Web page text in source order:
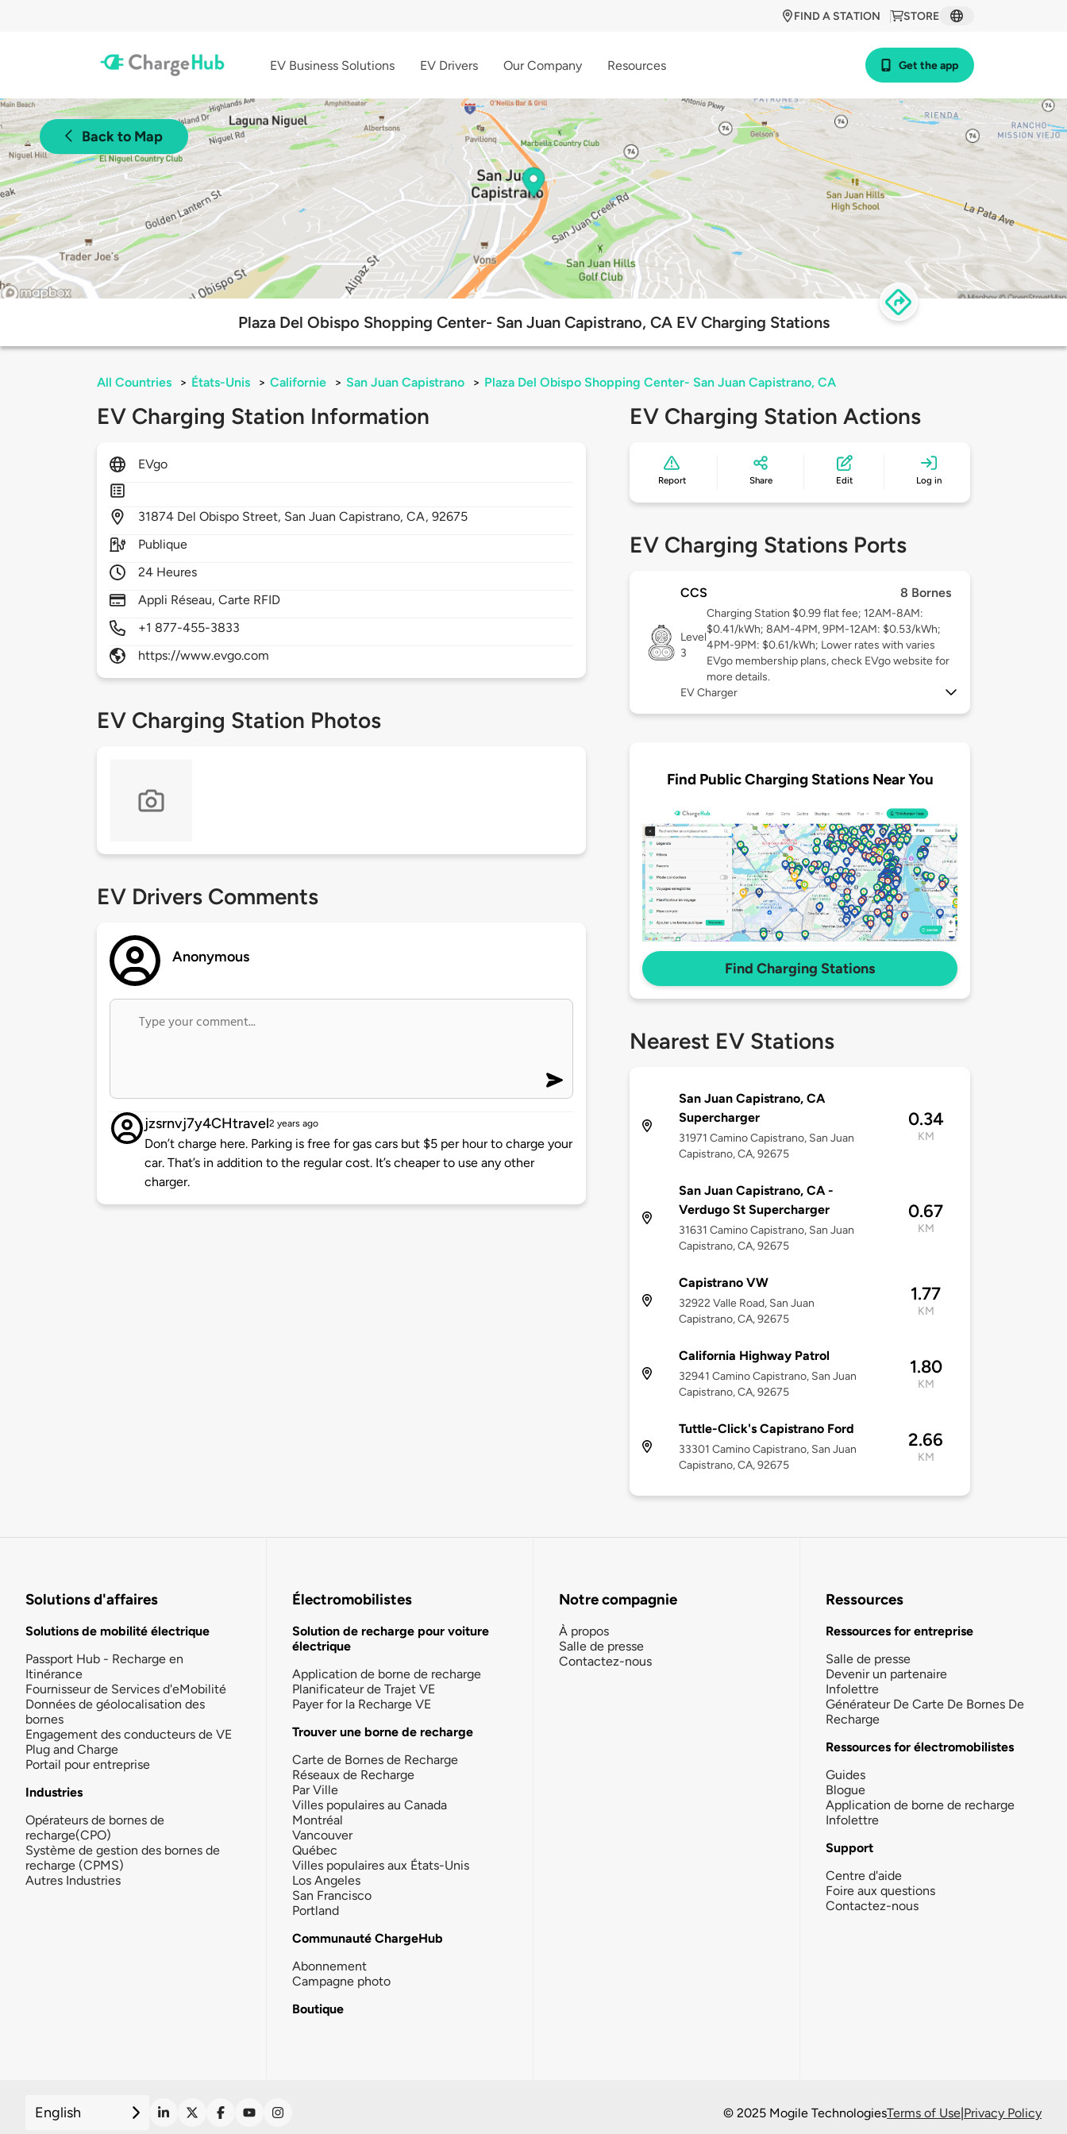
STORE
FIND A STATION
EV Business Solutions EV Drivers Our Company Resources Get the app
Back to Map
Plaza Del Obispo Shopping Center- San Juan Capistrano, CA EV Charging Stations
All Countries > États-Unis > Californie > San Juan Capistrano > Plaza Del Obispo Shopping Center- San Juan Capistrano, CA
EV Charging Station Information
EVgo
31874 Del Obispo Street, San Juan Capistrano,CA, 92675
Publique
24 Heures
Appli Réseau, Carte RFID
+1 877-455-3833
https://www.evgo.com
EV Charging Station Photos
EV Drivers Comments
Anonymous
jzsrnvj7y4CHtravel2 years ago
Don’t charge here. Parking is free for gas cars but $5 per hour to charge your
car. That’s in addition to the regular cost. It’s cheaper to use any other
charger.
EV Charging Station Actions
Report Share Edit Log in
EV Charging Stations Ports
CCS 8 Bornes
Level
3
Charging Station $0.99 flat fee; 12AM-8AM:
$0.41/kWh; 8AM-4PM, 9PM-12AM: $0.53/kWh;
4PM-9PM: $0.61/kWh; Lower rates with varies
EVgo membership plans, check EVgo website for
more details.
EV Charger
Find Public Charging Stations Near You
Find Charging Stations
Nearest EV Stations
San Juan Capistrano, CA
Supercharger
31971 Camino Capistrano, San Juan
Capistrano, CA, 92675
0.34
KM
San Juan Capistrano, CA -
Verdugo St Supercharger
31631 Camino Capistrano, San Juan
Capistrano, CA, 92675
0.67
KM
Capistrano VW
32922 Valle Road, San Juan
Capistrano, CA, 92675
1.77
KM
California Highway Patrol
32941 Camino Capistrano, San Juan
Capistrano, CA, 92675
1.80
KM
Tuttle-Click's Capistrano Ford
33301 Camino Capistrano, San Juan
Capistrano, CA, 92675
2.66
KM
Solutions d'affaires
Solutions de mobilité électrique
Passport Hub - Recharge en
Itinérance
Fournisseur de Services d'eMobilité
Données de géolocalisation des
bornes
Engagement des conducteurs de VE
Plug and Charge
Portail pour entreprise
Industries
Opérateurs de bornes de
recharge(CPO)
Système de gestion des bornes de
recharge (CPMS)
Autres Industries
Électromobilistes
Solution de recharge pour voiture
électrique
Application de borne de recharge
Planificateur de Trajet VE
Payer for la Recharge VE
Trouver une borne de recharge
Carte de Bornes de Recharge
Réseaux de Recharge
Par Ville
Villes populaires au Canada
Montréal
Vancouver
Québec
Villes populaires aux États-Unis
Los Angeles
San Francisco
Portland
Communauté ChargeHub
Abonnement
Campagne photo
Boutique
Notre compagnie
À propos
Salle de presse
Contactez-nous
Ressources
Ressources for entreprise
Salle de presse
Devenir un partenaire
Infolettre
Générateur De Carte De Bornes De
Recharge
Ressources for électromobilistes
Guides
Blogue
Application de borne de recharge
Infolettre
Support
Centre d'aide
Foire aux questions
Contactez-nous
English © 2025 Mogile TechnologiesTerms of Use|Privacy Policy